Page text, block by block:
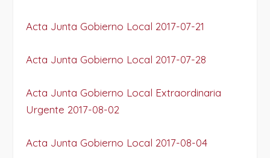
Acta Junta Gobierno Local 2017-07-21
Acta Junta Gobierno Local 2017-07-28
Acta Junta Gobierno Local Extraordinaria
Urgente 2017-08-02
Acta Junta Gobierno Local 2017-08-04